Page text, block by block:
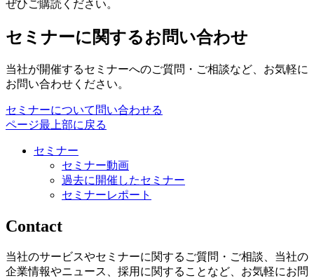
ぜひご購読ください。
セミナーに関するお問い合わせ
当社が開催するセミナーへのご質問・ご相談など、お気軽に
お問い合わせください。
セミナーについて問い合わせる
ページ最上部に戻る
セミナー
セミナー動画
過去に開催したセミナー
セミナーレポート
Contact
当社のサービスやセミナーに関するご質問・ご相談、当社の
企業情報やニュース、採用に関することなど、お気軽にお問